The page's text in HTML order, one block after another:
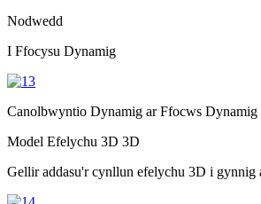
Nodwedd
I Ffocysu Dynamig
Canolbwyntio Dynamig ar Ffocws Dynamig
Model Efelychu 3D 3D
Gellir addasu'r cynllun efelychu 3D i gynnig